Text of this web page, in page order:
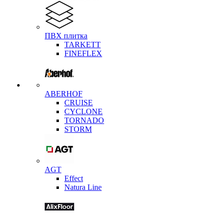
ПВХ плитка
TARKETT
FINEFLEX
ABERHOF
CRUISE
CYCLONE
TORNADO
STORM
AGT
Effect
Natura Line